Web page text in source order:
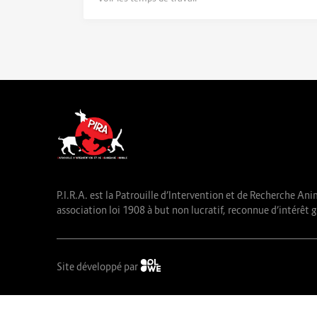
P.I.R.A. est la Patrouille d’Intervention et de Recherche
association loi 1908 à but non lucratif, reconnue d’intérêt
Site développé par